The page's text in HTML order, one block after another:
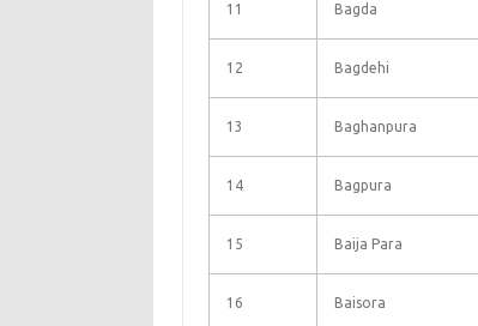
11 Bagda
12 Bagdehi
13 Baghanpura
14 Bagpura
15 Baija Para
16 Baisora